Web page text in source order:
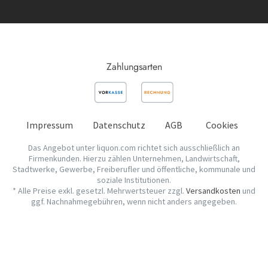
Zahlungsarten
Impressum Datenschutz AGB Cookies
Das Angebot unter liquon.com richtet sich ausschließlich an
Firmenkunden. Hierzu zählen Unternehmen, Landwirtschaft,
Stadtwerke, Gewerbe, Freiberufler und öffentliche, kommunale und
soziale Institutionen.
* Alle Preise exkl. gesetzl. Mehrwertsteuer zzgl. Versandkosten und
ggf. Nachnahmegebühren, wenn nicht anders angegeben.